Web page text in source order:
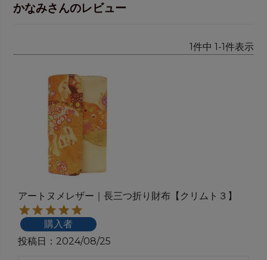
かなみさんのレビュー
1件中 1 -1件表示
アートヌメレザー｜長三つ折り財布【クリムト３】
購入者
投稿日
2024/08/25